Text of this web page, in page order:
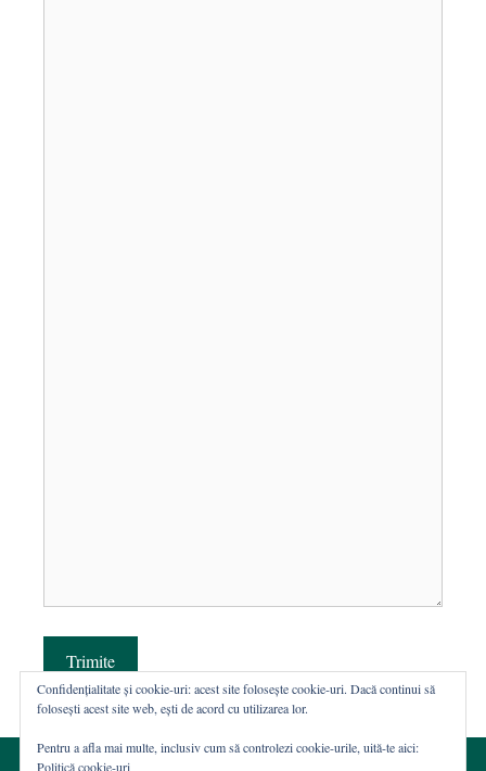
Trimite
Confidențialitate și cookie-uri: acest site folosește cookie-uri. Dacă continui să
folosești acest site web, ești de acord cu utilizarea lor.
Pentru a afla mai multe, inclusiv cum să controlezi cookie-urile, uită-te aici:
Politică cookie-uri